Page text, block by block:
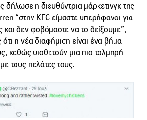
δήλωσε η διευθύντρια μάρκετινγκ της
“στην KFC είμαστε υπερήφανοι για
και δεν φοβόμαστε να το δείξουμε”,
η νέα διαφήμιση είναι ένα βήμα
καθώς υιοθετούν μια πιο τολμηρή
τους πελάτες τους.